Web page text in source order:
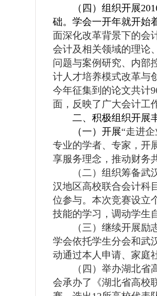
（四）组织开展
础。学会一开年就开始
面深化改革背景下的会
会计及相关领域的理论
问题与案例研究、内部
计人才培养模式改革与
今年征集到的论文共计
面，反映了广大会计工
二、积极组织开展
（一）开展“走进
专业的学者、专家，开
享服务理念，推动财务
（二）组织筹备
汉地区高校联合会计科
位参与。本次竞赛设立
技能的学习，调动学生
（三）继续开展
学会依托学生分会和武
动通过本人申请、家庭
（四）举办湖北
会承办了《湖北省高校